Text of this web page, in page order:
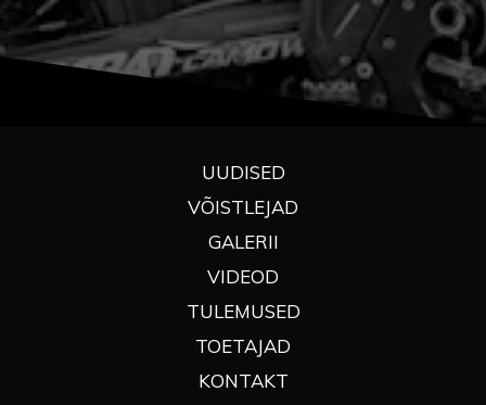
UUDISED
VÕISTLEJAD
GALERII
VIDEOD
TULEMUSED
TOETAJAD
KONTAKT